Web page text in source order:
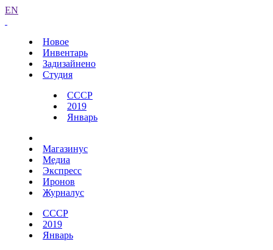
EN
Новое
Инвентарь
Задизайнено
Студия
СССР
2019
Январь
Магазинус
Медиа
Экспресс
Иронов
Журналус
СССР
2019
Январь